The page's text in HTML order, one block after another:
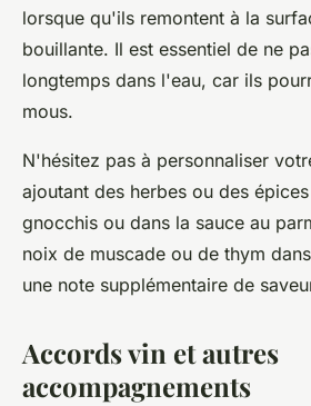
lorsque qu'ils remontent à la
bouillante. Il est essentiel de ne
longtemps dans l'eau, car ils
mous.
N'hésitez pas à personnaliser
ajoutant des herbes ou des
gnocchis ou dans la sauce au
noix de muscade ou de thym
une note supplémentaire de
Accords vin et autres
accompagnements